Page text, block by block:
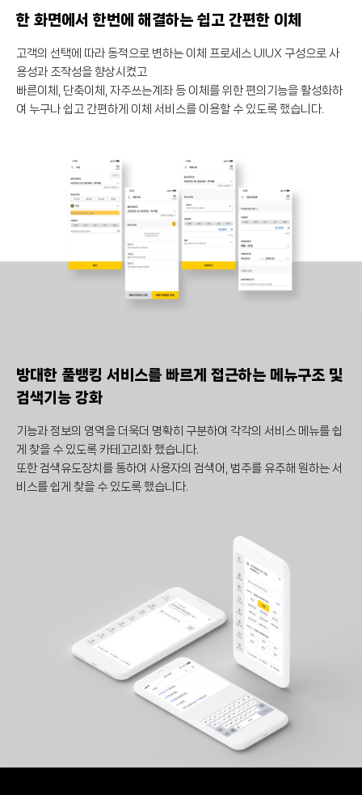
한 화면에서 한번에 해결하는 쉽고 간편한 이체
고객의 선택에 따라 동적으로 변하는 이체 프로세스 UIUX 구성으로 사
용성과 조작성을 향상시켰고
빠른이체, 단축이체, 자주쓰는계좌 등 이체를 위한 편의기능을 활성화하
여 누구나 쉽고 간편하게 이체 서비스를 이용할 수 있도록 했습니다.
방대한 풀뱅킹 서비스를 빠르게 접근하는 메뉴구조 및
검색기능 강화
기능과 정보의 영역을 더욱더 명확히 구분하여 각각의 서비스 메뉴를 쉽
게 찾을 수 있도록 카테고리화 했습니다.
또한 검색유도장치를 통하여 사용자의 검색어, 범주를 유추해 원하는 서
비스를 쉽게 찾을 수 있도록 했습니다.